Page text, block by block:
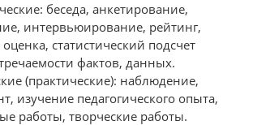
беседа, анкетирование,
интервьюирование, рейтинг,
оценка, статистический подсчет
фактов, данных.
(практические): наблюдение,
изучение педагогического опыта,
работы, творческие работы.